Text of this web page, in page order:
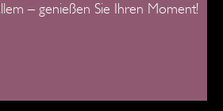
– genießen Sie Ihren Moment!